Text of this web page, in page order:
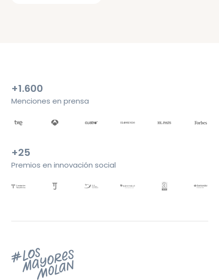
+1.600
Menciones en prensa
+25
Premios en innovación social